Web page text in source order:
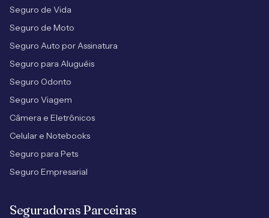
Seguro de Vida
Seguro de Moto
Seguro Auto por Assinatura
Seguro para Aluguéis
Seguro Odonto
Seguro Viagem
Câmera e Eletrônicos
Celular e Notebooks
Seguro para Pets
Seguro Empresarial
Seguradoras Parceiras